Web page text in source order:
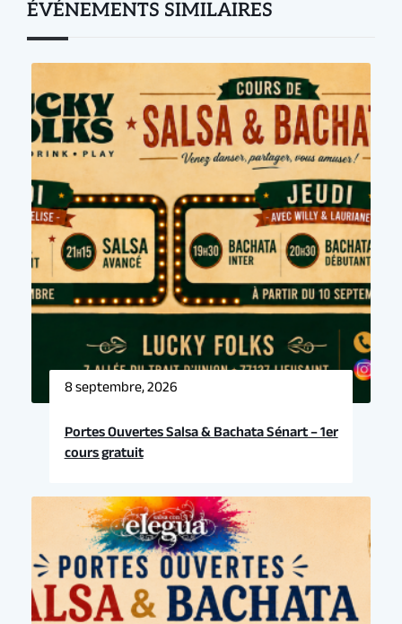
ÉVÉNEMENTS SIMILAIRES
8 septembre, 2026
Portes Ouvertes Salsa & Bachata Sénart – 1er
cours gratuit